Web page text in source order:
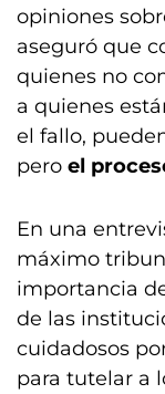
opiniones
aseguró que
quienes no
a quienes
el fallo,
pero el
En una
máximo
importancia
de las
cuidadosos
para tutelar a